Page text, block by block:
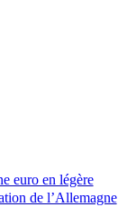
euro en légère
de l’Allemagne